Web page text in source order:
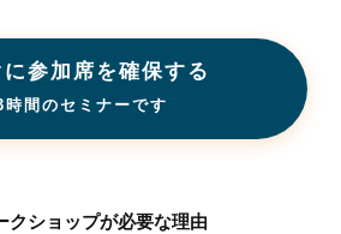
参加席を確保する
間のセミナーです
クショップが必要な理由